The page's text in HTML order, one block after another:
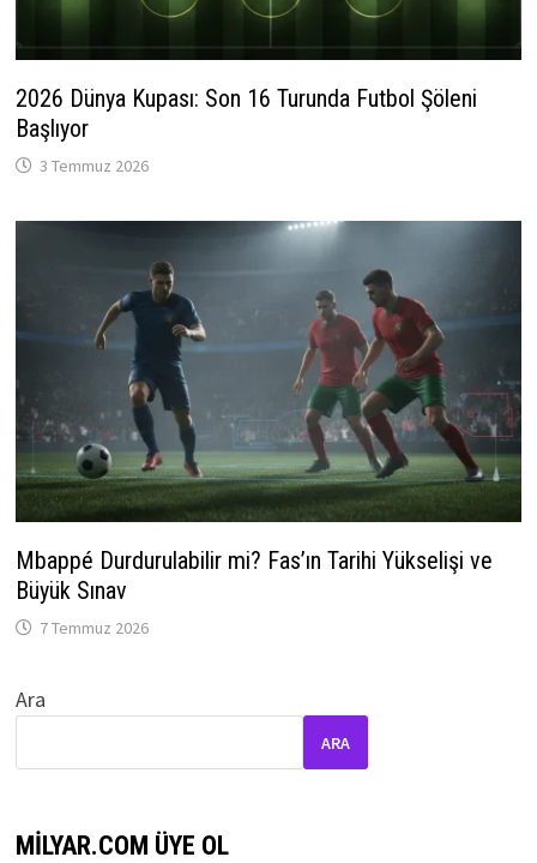
2026 Dünya Kupası: Son 16 Turunda Futbol Şöleni
Başlıyor
3 Temmuz 2026
Mbappé Durdurulabilir mi? Fas’ın Tarihi Yükselişi ve
Büyük Sınav
7 Temmuz 2026
Ara
ARA
MILYAR.COM ÜYE OL